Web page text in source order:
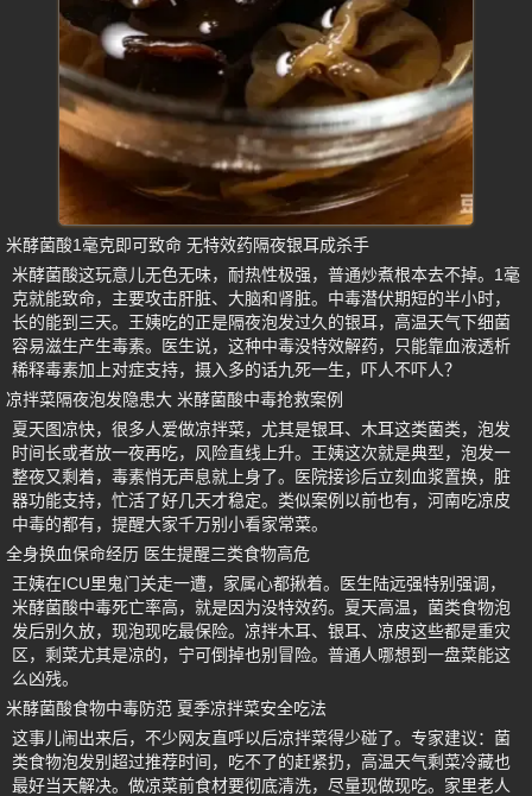
米酵菌酸1毫克即可致命 无特效药隔夜银耳成杀手
米酵菌酸这玩意儿无色无味，耐热性极强，普通炒煮根本去不掉。1毫
克就能致命，主要攻击肝脏、大脑和肾脏。中毒潜伏期短的半小时，
长的能到三天。王姨吃的正是隔夜泡发过久的银耳，高温天气下细菌
容易滋生产生毒素。医生说，这种中毒没特效解药，只能靠血液透析
稀释毒素加上对症支持，摄入多的话九死一生，吓人不吓人？
凉拌菜隔夜泡发隐患大 米酵菌酸中毒抢救案例
夏天图凉快，很多人爱做凉拌菜，尤其是银耳、木耳这类菌类，泡发
时间长或者放一夜再吃，风险直线上升。王姨这次就是典型，泡发一
整夜又剩着，毒素悄无声息就上身了。医院接诊后立刻血浆置换，脏
器功能支持，忙活了好几天才稳定。类似案例以前也有，河南吃凉皮
中毒的都有，提醒大家千万别小看家常菜。
全身换血保命经历 医生提醒三类食物高危
王姨在ICU里鬼门关走一遭，家属心都揪着。医生陆远强特别强调，
米酵菌酸中毒死亡率高，就是因为没特效药。夏天高温，菌类食物泡
发后别久放，现泡现吃最保险。凉拌木耳、银耳、凉皮这些都是重灾
区，剩菜尤其是凉的，宁可倒掉也别冒险。普通人哪想到一盘菜能这
么凶残。
米酵菌酸食物中毒防范 夏季凉拌菜安全吃法
这事儿闹出来后，不少网友直呼以后凉拌菜得少碰了。专家建议：菌
类食物泡发别超过推荐时间，吃不了的赶紧扔，高温天气剩菜冷藏也
最好当天解决。做凉菜前食材要彻底清洗，尽量现做现吃。家里老人